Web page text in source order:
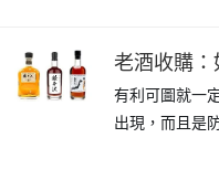
老酒收購：
買到假酒？
有利可圖就一
出現，而且是